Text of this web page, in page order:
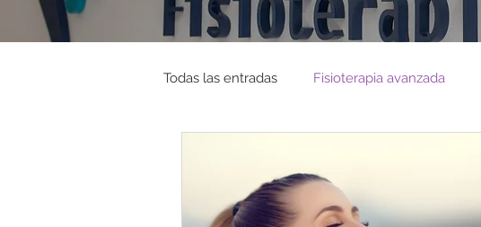
Todas las entradas Fisioterapia avanzada